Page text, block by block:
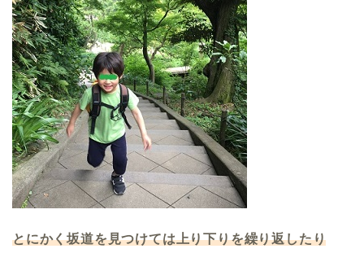
とにかく坂道を見つけては上り下りを繰り返したり